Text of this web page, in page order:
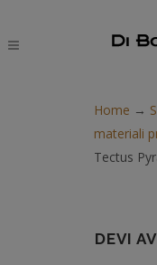
Home →
materiali
Tectus
DEVI